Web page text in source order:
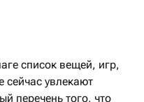
список вещей, игр,
сейчас увлекают
перечень того, что